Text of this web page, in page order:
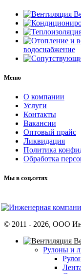
водоснабжение
Меню
О компании
Услуги
Контакты
Вакансии
Оптовый прайс
Ликвидация
Политика
Обработка
Мы в соц.сетях
© 2011 - 2026, ООО
Рулоны и